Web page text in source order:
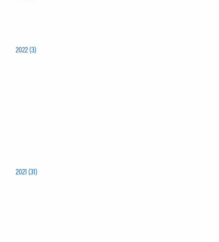
2022 (3)
2021 (31)